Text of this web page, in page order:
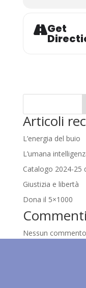
Get
Articoli
L’energia del buio
L’umana
Catalogo 2024-25
Giustizia e libertà
Dona il 5×1000
Nessun